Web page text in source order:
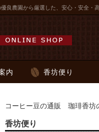
良農園から厳選した、安心・安全・
内 香坊便り
コーヒー豆の通販 珈琲香坊
香坊便り